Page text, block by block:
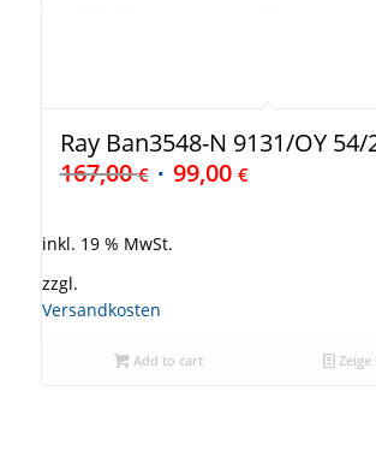
Ray Ban3548-N 9131/OY 54/
167,00€ 99,00 €
inkl. 19 % MwSt.
zzgl.
Versandkosten
Add to cart Zeige